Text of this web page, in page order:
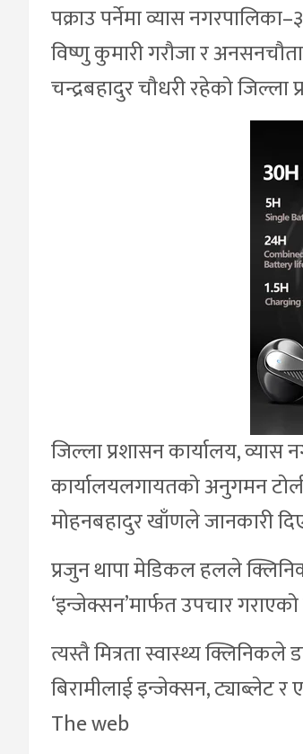
पक्राउ पर्नेमा व्यास
विष्णु कुमारी गरौजा र
चन्द्रबहादुर चौधरी रहेको
जिल्ला प्रशासन कार्यालय, व्यास
कार्यालयलगायतको अनुगमन
मोहनबहादुर खाँणले जानकारी
प्रजुन थापा मेडिकल हलले क्लिनिक
‘इन्जेक्सन’मार्फत उपचार
त्यस्तै मित्रता स्वास्थ्य
बिरामीलाई इन्जेक्सन, ट्याब्लेट र
The web